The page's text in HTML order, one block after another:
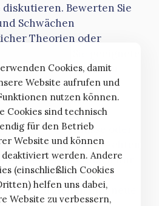
Bewerten Sie
Schwächen
Theorien oder
verwenden Sie geeignete
Ihre Argumentation zu
: Streben Sie nach
Ihrer Hausarbeit.
neue Erkenntnisse oder
einzubringen. Achten
Arbeit nicht einfach nur
sondern eigene
zu ziehen und neue
Cookies, damit
Website aufrufen und
nutzen können.
Cookies sind technisch
für den Betrieb
Website und können
werden. Andere
(einschließlich Cookies
helfen uns dabei,
Website zu verbessern,